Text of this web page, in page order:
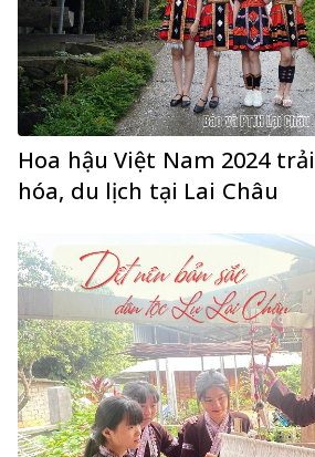
Hoa hậu Việt Nam 2024
hóa, du lịch tại Lai Châu